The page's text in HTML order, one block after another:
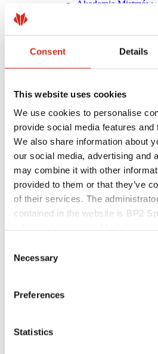
Consent Details
This website uses cookies
We use cookies to personalise
provide social media features and
We also share information about
our social media, advertising and
may combine it with other
provided to them or that they’ve
of their services. The
contained in the website is BP2
121387608.
Selection
Necessary
Preferences
Statistics
Akademia Mistrzów
Wsparcie techniczne
MASTER ROOFER
Optymalizuj dach